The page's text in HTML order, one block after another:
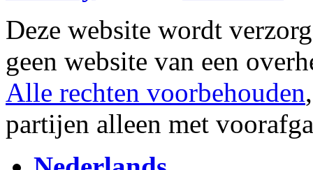
Deze website wordt
geen website van een
Alle rechten voorbehouden
partijen alleen met